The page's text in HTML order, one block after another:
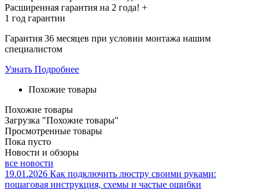
Расширенная гарантия на 2 года! +
1 год гарантии
Гарантия 36 месяцев при условии монтажа нашим
специалистом
Узнать Подробнее
Похожие товары
Похожие товары
Загрузка "Похожие товары"
Просмотренные товары
Пока пусто
Новости и обзоры
все новости
19.01.2026 Как подключить люстру своими руками:
пошаговая инструкция, схемы и частые ошибки